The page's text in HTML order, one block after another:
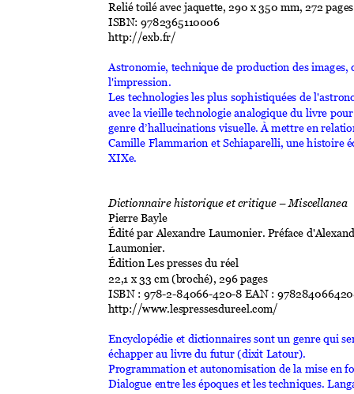
Relié toilé avec jaquette, 290 x 350 mm, 272 page
ISBN: 9782365110006
http://exb.fr/
Astronomie, technique de production des images,
l'impression.
Les technologies les plus sophistiquées de
avec la vieille technologie analogique du livre
genre d’hallucinations visuelle. À mettre en r
Camille Flammarion et Schiaparelli, une histoire
XIXe.
Dictionnaire historique et critique – Miscellanea
Pierre Bayle
Édité par Alexandre Laumonier. Préface
Laumonier.
Édition Les presses du réel
22,1 x 33 cm (broché), 296 pages
ISBN : 978-2-84066-420-8 EAN :
http://www.lespressesdureel.com/
Encyclopédie et dictionnaires sont un genre qui
échapper au livre du futur (dixit Latour).
Programmation et autonomisation de la mise en
Dialogue entre les époques et les techniques.